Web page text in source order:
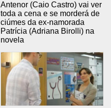
Antenor (Caio Castro) vai ver
toda a cena e se morderá de
ciúmes da ex-namorada
Patrícia (Adriana Birolli) na
novela